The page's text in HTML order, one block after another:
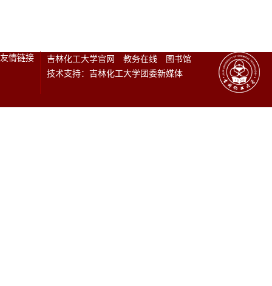
友情链接 吉林化工大学官网 教务在线
图书馆
技术支持：吉林化工大学团委新媒体